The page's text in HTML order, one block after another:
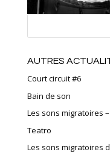
AUTRES
Court circuit #6
Bain de son
Les sons migratoires
Teatro
Les sons migratoires